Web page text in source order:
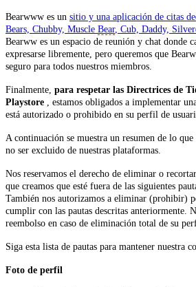
Bearwww es un sitio y una aplicación de citas
Bears, Chubby, Muscle Bear, Cub, Daddy,
Bearww es un espacio de reunión y chat donde
expresarse libremente, pero queremos que
seguro para todos nuestros miembros.
Finalmente, para respetar las Directrices de
Playstore , estamos obligados a implementar
está autorizado o prohibido en su perfil de
A continuación se muestra un resumen de lo
no ser excluido de nuestras plataformas.
Nos reservamos el derecho de eliminar o
que creamos que esté fuera de las siguientes
También nos autorizamos a eliminar (prohibir)
cumplir con las pautas descritas anteriormente.
reembolso en caso de eliminación total de su
Siga esta lista de pautas para mantener nuestra
Foto de perfil